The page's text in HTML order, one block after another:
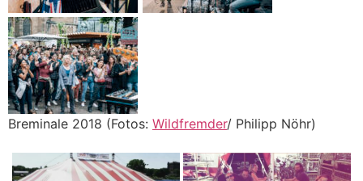
Breminale 2018 (Fotos: Wildfremder/ Philipp Nöhr)